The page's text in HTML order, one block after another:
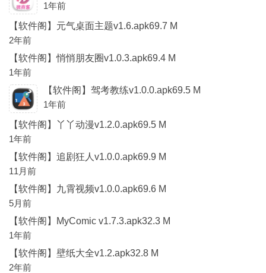
1年前
【软件阁】元气桌面主题v1.6.apk69.7 M
2年前
【软件阁】悄悄朋友圈v1.0.3.apk69.4 M
1年前
【软件阁】驾考教练v1.0.0.apk69.5 M
1年前
【软件阁】丫丫动漫v1.2.0.apk69.5 M
1年前
【软件阁】追剧狂人v1.0.0.apk69.9 M
11月前
【软件阁】九霄视频v1.0.0.apk69.6 M
5月前
【软件阁】MyComic v1.7.3.apk32.3 M
1年前
【软件阁】壁纸大全v1.2.apk32.8 M
2年前